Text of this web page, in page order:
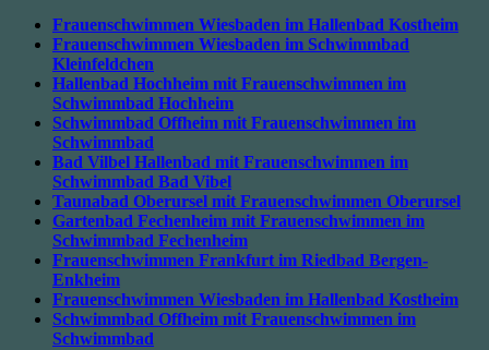
Frauenschwimmen Wiesbaden im Hallenbad Kostheim
Frauenschwimmen Wiesbaden im Schwimmbad
Kleinfeldchen
Hallenbad Hochheim mit Frauenschwimmen im
Schwimmbad Hochheim
Schwimmbad Offheim mit Frauenschwimmen im
Schwimmbad
Bad Vilbel Hallenbad mit Frauenschwimmen im
Schwimmbad Bad Vibel
Taunabad Oberursel mit Frauenschwimmen Oberursel
Gartenbad Fechenheim mit Frauenschwimmen im
Schwimmbad Fechenheim
Frauenschwimmen Frankfurt im Riedbad Bergen-
Enkheim
Frauenschwimmen Wiesbaden im Hallenbad Kostheim
Schwimmbad Offheim mit Frauenschwimmen im
Schwimmbad